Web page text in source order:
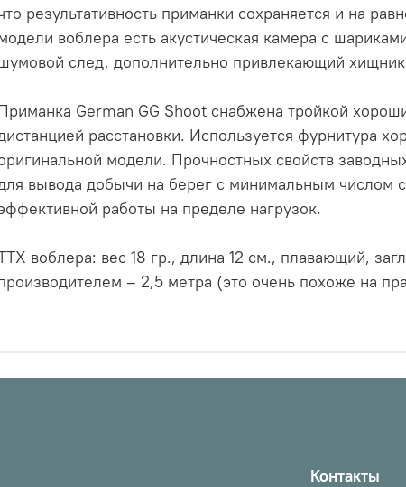
результативность приманки сохраняется и на
воблера есть акустическая камера с
след, дополнительно привлекающий
German GG Shoot снабжена тройкой
расстановки. Используется фурнитура
модели. Прочностных свойств
вывода добычи на берег с минимальным числом
работы на пределе нагрузок.
воблера: вес 18 гр., длина 12 см., плавающий,
– 2,5 метра (это очень похоже на
Контакты